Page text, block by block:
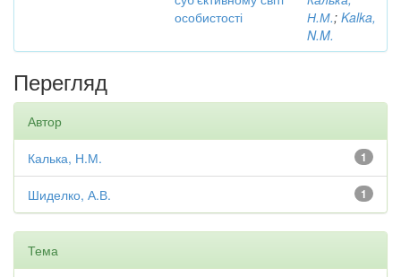
особистості
Н.М.; Kalka,
N.M.
Перегляд
Автор
1
Калька, Н.М.
1
Шиделко, А.В.
Тема